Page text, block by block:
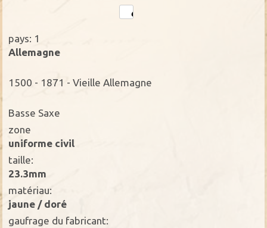
pays: 1
Allemagne
1500 - 1871 - Vieille Allemagne
Basse Saxe
zone
uniforme civil
taille:
23.3mm
matériau:
jaune / doré
gaufrage du fabricant: